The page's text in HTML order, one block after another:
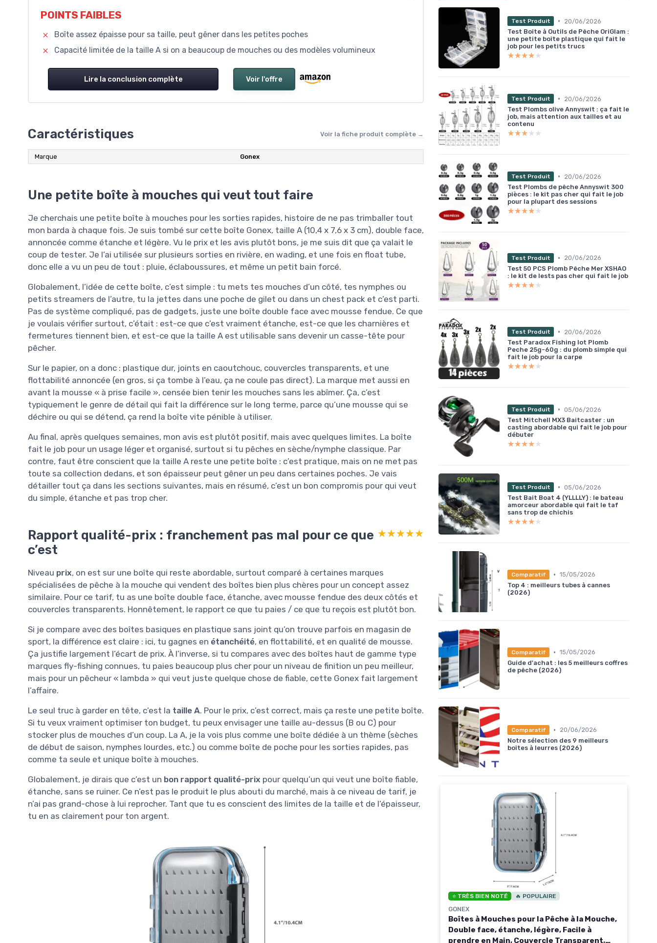
POINTS FAIBLES
Boîte assez épaisse pour sa taille, peut gêner dans les petites poches
Capacité limitée de la taille A si on a beaucoup de mouches ou des modèles volumineux
Lire la conclusion complète Voir l'offre
Caractéristiques Voir la fiche produit complète →
Marque Gonex
Une petite boîte à mouches qui veut tout faire
Je cherchais une petite boîte à mouches pour les sorties rapides, histoire de ne pas trimballer tout
mon barda à chaque fois. Je suis tombé sur cette boîte Gonex, taille A (10,4 x 7,6 x 3 cm), double face,
annoncée comme étanche et légère. Vu le prix et les avis plutôt bons, je me suis dit que ça valait le
coup de tester. Je l’ai utilisée sur plusieurs sorties en rivière, en wading, et une fois en float tube,
donc elle a vu un peu de tout : pluie, éclaboussures, et même un petit bain forcé.
Globalement, l’idée de cette boîte, c’est simple : tu mets tes mouches d’un côté, tes nymphes ou
petits streamers de l’autre, tu la jettes dans une poche de gilet ou dans un chest pack et c’est parti.
Pas de système compliqué, pas de gadgets, juste une boîte double face avec mousse fendue. Ce que
je voulais vérifier surtout, c’était : est-ce que c’est vraiment étanche, est-ce que les charnières et
fermetures tiennent bien, et est-ce que la taille A est utilisable sans devenir un casse-tête pour
pêcher.
Sur le papier, on a donc : plastique dur, joints en caoutchouc, couvercles transparents, et une
flottabilité annoncée (en gros, si ça tombe à l’eau, ça ne coule pas direct). La marque met aussi en
avant la mousse « à prise facile », censée bien tenir les mouches sans les abîmer. Ça, c’est
typiquement le genre de détail qui fait la différence sur le long terme, parce qu’une mousse qui se
déchire ou qui se détend, ça rend la boîte vite pénible à utiliser.
Au final, après quelques semaines, mon avis est plutôt positif, mais avec quelques limites. La boîte
fait le job pour un usage léger et organisé, surtout si tu pêches en sèche/nymphe classique. Par
contre, faut être conscient que la taille A reste une petite boîte : c’est pratique, mais on ne met pas
toute sa collection dedans, et son épaisseur peut gêner un peu dans certaines poches. Je vais
détailler tout ça dans les sections suivantes, mais en résumé, c’est un bon compromis pour qui veut
du simple, étanche et pas trop cher.
Rapport qualité-prix : franchement pas mal pour ce que
c’est
★★★★★
★★★★★
Niveau prix, on est sur une boîte qui reste abordable, surtout comparé à certaines marques
spécialisées de pêche à la mouche qui vendent des boîtes bien plus chères pour un concept assez
similaire. Pour ce tarif, tu as une boîte double face, étanche, avec mousse fendue des deux côtés et
couvercles transparents. Honnêtement, le rapport ce que tu paies / ce que tu reçois est plutôt bon.
Si je compare avec des boîtes basiques en plastique sans joint qu’on trouve parfois en magasin de
sport, la différence est claire : ici, tu gagnes en étanchéité, en flottabilité, et en qualité de mousse.
Ça justifie largement l’écart de prix. À l’inverse, si tu compares avec des boîtes haut de gamme type
marques fly-fishing connues, tu paies beaucoup plus cher pour un niveau de finition un peu meilleur,
mais pour un pêcheur « lambda » qui veut juste quelque chose de fiable, cette Gonex fait largement
l’affaire.
Le seul truc à garder en tête, c’est la taille A. Pour le prix, c’est correct, mais ça reste une petite boîte.
Si tu veux vraiment optimiser ton budget, tu peux envisager une taille au-dessus (B ou C) pour
stocker plus de mouches d’un coup. La A, je la vois plus comme une boîte dédiée à un thème (sèches
de début de saison, nymphes lourdes, etc.) ou comme boîte de poche pour les sorties rapides, pas
comme ta seule et unique boîte à mouches.
Globalement, je dirais que c’est un bon rapport qualité-prix pour quelqu’un qui veut une boîte fiable,
étanche, sans se ruiner. Ce n’est pas le produit le plus abouti du marché, mais à ce niveau de tarif, je
n’ai pas grand-chose à lui reprocher. Tant que tu es conscient des limites de la taille et de l’épaisseur,
tu en as clairement pour ton argent.
Test Produit •
20/06/2026
Test Boîte à Outils de Pêche OriGlam :
une petite boîte plastique qui fait le
job pour les petits trucs
★★★★★
★★★★★
Test Produit •
20/06/2026
Test Plombs olive Annyswit : ça fait le
job, mais attention aux tailles et au
contenu
★★★★★
★★★★★
Test Produit •
20/06/2026
Test Plombs de pêche Annyswit 300
pièces : le kit pas cher qui fait le job
pour la plupart des sessions
★★★★★
★★★★★
Test Produit •
20/06/2026
Test 50 PCS Plomb Pêche Mer XSHAO
: le kit de lests pas cher qui fait le job
★★★★★
★★★★★
Test Produit •
20/06/2026
Test Paradox Fishing lot Plomb
Peche 25g-60g : du plomb simple qui
fait le job pour la carpe
★★★★★
★★★★★
Test Produit • 05/06/2026
Test Mitchell MX3 Baitcaster : un
casting abordable qui fait le job pour
débuter
★★★★★
★★★★★
Test Produit • 05/06/2026
Test Bait Boat 4 (YLLLLY) : le bateau
amorceur abordable qui fait le taf
sans trop de chichis
★★★★★
★★★★★
Comparatif • 15/05/2026
Top 4 : meilleurs tubes à cannes
(2026)
Comparatif • 15/05/2026
Guide d'achat : les 5 meilleurs coffres
de pêche (2026)
Comparatif •
20/06/2026
Notre sélection des 9 meilleurs
boîtes à leurres (2026)
⭐ TRÈS BIEN NOTÉ 🔥 POPULAIRE
GONEX
Boîtes à Mouches pour la Pêche à la Mouche,
Double face, étanche, légère, Facile à
prendre en Main, Couvercle Transparent,